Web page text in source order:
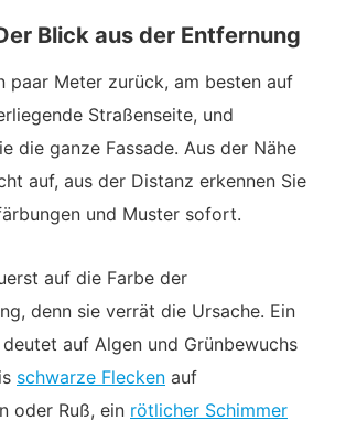
Blick aus der Entfernung
paar Meter zurück, am besten auf
Straßenseite, und
die ganze Fassade. Aus der Nähe
auf, aus der Distanz erkennen Sie
und Muster sofort.
auf die Farbe der
denn sie verrät die Ursache. Ein
deutet auf Algen und Grünbewuchs
schwarze Flecken auf
oder Ruß, ein rötlicher Schimmer